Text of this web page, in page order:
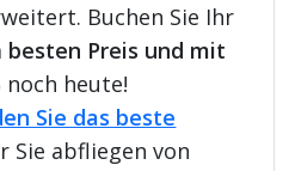
Buchen Sie Ihr
besten Preis und mit
noch heute!
Sie das beste
Sie abfliegen von